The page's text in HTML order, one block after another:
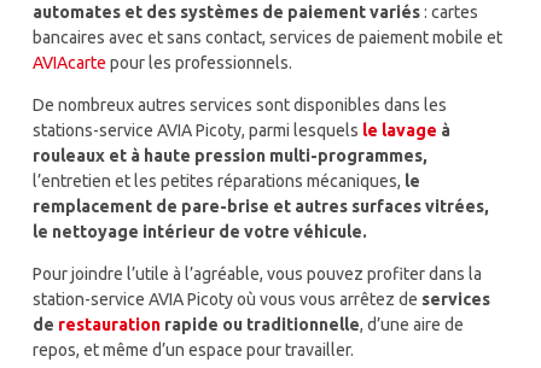
automates et des systèmes de paiement variés: cartes
bancaires avec et sans contact, services de paiement mobile et
AVIAcarte pour les professionnels.
De nombreux autres services sont disponibles dans les
stations-service AVIA Picoty, parmi lesquels le lavage à
rouleaux et à haute pression multi-programmes,
l’entretien et les petites réparations mécaniques, le
remplacement de pare-brise et autres surfaces vitrées,
le nettoyage intérieur de votre véhicule.
Pour joindre l’utile à l’agréable, vous pouvez profiter dans la
station-service AVIA Picoty où vous vous arrêtez de services
de restauration rapide ou traditionnelle, d’une aire de
repos, et même d’un espace pour travailler.